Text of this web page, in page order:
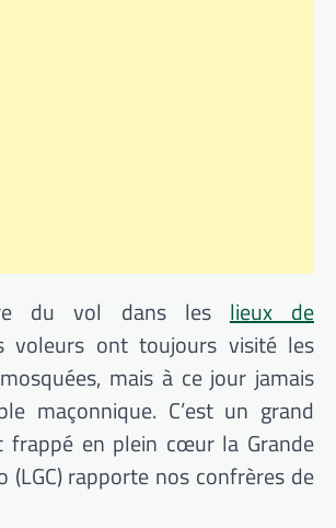
du vol dans leslieux de
voleurs ont toujours visité les
mais à ce jour jamais
maçonnique. C’est un grand
frappé en plein cœur la Grande
(LGC) rapporte nos confrères de